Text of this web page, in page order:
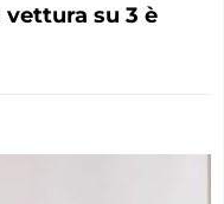
vettura su 3 è